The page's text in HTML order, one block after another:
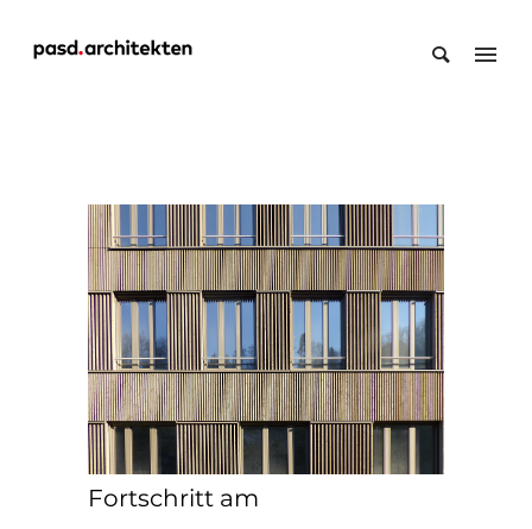
Fortschritt am